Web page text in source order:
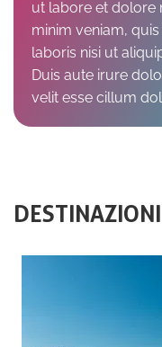
ut labore et dolore
minim veniam,
laboris nisi ut
Duis aute irure
velit esse cillum